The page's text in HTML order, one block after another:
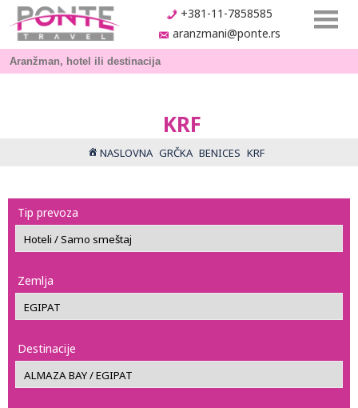
+381-11-7858585
aranzmani@ponte.rs
KRF
NASLOVNA GRČKA BENICES KRF
Tip prevoza
Zemlja
Destinacije